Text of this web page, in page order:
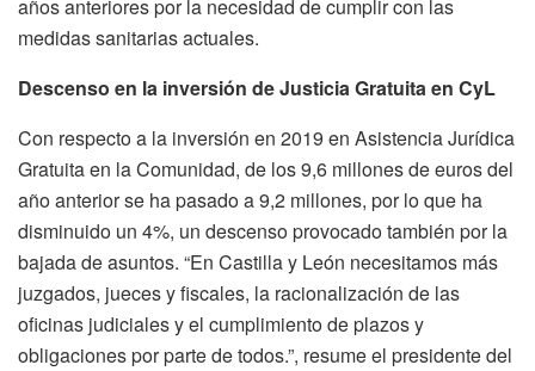
años anteriores por la necesidad de cumplir con las
medidas sanitarias actuales.
Descenso en la inversión de Justicia Gratuita en CyL
Con respecto a la inversión en 2019 en Asistencia Jurídica
Gratuita en la Comunidad, de los 9,6 millones de euros del
año anterior se ha pasado a 9,2 millones, por lo que ha
disminuido un 4%, un descenso provocado también por la
bajada de asuntos. “En Castilla y León necesitamos más
juzgados, jueces y fiscales, la racionalización de las
oficinas judiciales y el cumplimiento de plazos y
obligaciones por parte de todos.”, resume el presidente del